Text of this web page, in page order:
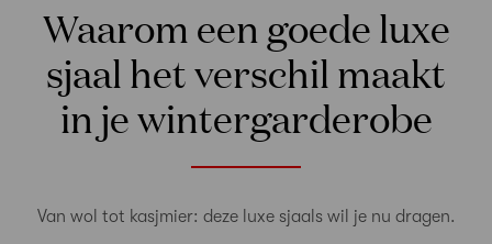
Waarom een goede luxe
sjaal het verschil maakt
in je wintergarderobe
Van wol tot kasjmier: deze luxe sjaals wil je nu dragen.